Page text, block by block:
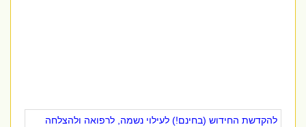
להקדשת החידוש (בחינם!) לעילוי נשמה, לרפואה ולהצלחה